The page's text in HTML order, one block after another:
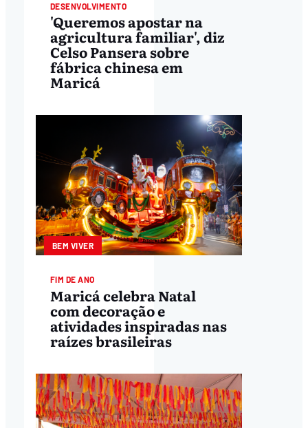
DESENVOLVIMENTO
'Queremos apostar na
agricultura familiar', diz
Celso Pansera sobre
fábrica chinesa em
Maricá
BEM VIVER
FIM DE ANO
Maricá celebra Natal
com decoração e
atividades inspiradas nas
raízes brasileiras